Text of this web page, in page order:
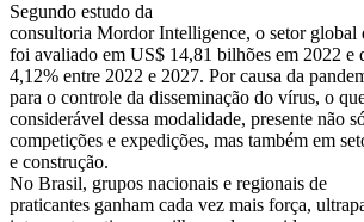
Segundo estudo da
consultoria Mordor Intelligence, o setor global
foi avaliado em US$ 14,81 bilhões em 2022 e
4,12% entre 2022 e 2027. Por causa da
para o controle da disseminação do vírus, o
considerável dessa modalidade, presente não
competições e expedições, mas também em
e construção.
No Brasil, grupos nacionais e regionais de
praticantes ganham cada vez mais força,